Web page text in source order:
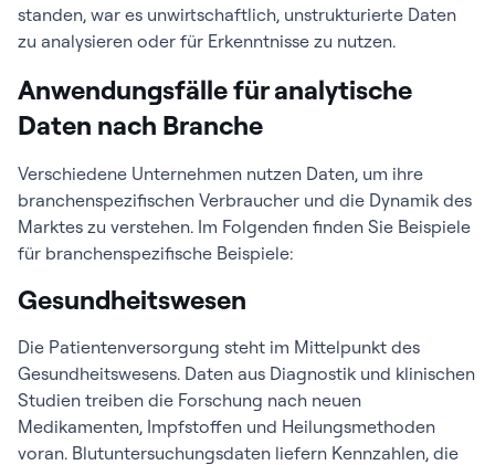
standen, war es unwirtschaftlich, unstrukturierte Daten
zu analysieren oder für Erkenntnisse zu nutzen.
Anwendungsfälle für analytische
Daten nach Branche
Verschiedene Unternehmen nutzen Daten, um ihre
branchenspezifischen Verbraucher und die Dynamik des
Marktes zu verstehen. Im Folgenden finden Sie Beispiele
für branchenspezifische Beispiele:
Gesundheitswesen
Die Patientenversorgung steht im Mittelpunkt des
Gesundheitswesens. Daten aus Diagnostik und klinischen
Studien treiben die Forschung nach neuen
Medikamenten, Impfstoffen und Heilungsmethoden
voran. Blutuntersuchungsdaten liefern Kennzahlen, die